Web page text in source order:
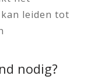
leiden tot
nodig?